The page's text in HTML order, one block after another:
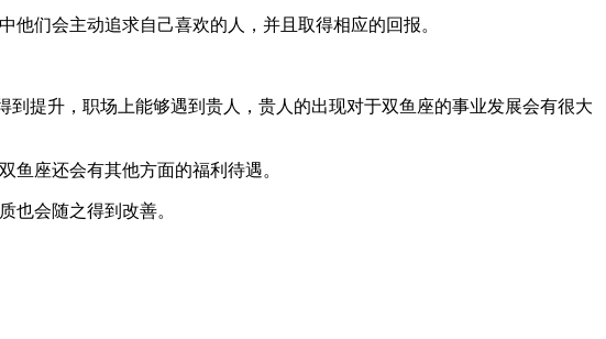
们会主动追求自己喜欢的人，并且取得相应的回报。
提升，职场上能够遇到贵人，贵人的出现对于双鱼座的事业发展会有很大
鱼座还会有其他方面的福利待遇。
也会随之得到改善。